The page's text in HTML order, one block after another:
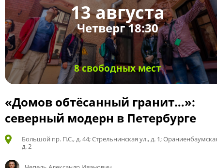
13 августа
Четверг 18:30
8 свободных мест
«Домов обтёсанный гранит…»:
северный модерн в Петербурге
Большой пр. П.С., д. 44; Стрельнинская ул., д. 1;
д. 2